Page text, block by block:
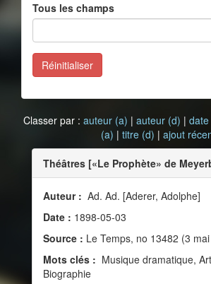
Tous les champs
Réinitialiser
Classer par : auteur (a) | auteur (d) |
(a) | titre (d) | ajout
Théâtres [«Le Prophète» de
Auteur : Ad. Ad. [Aderer, Adolphe]
Date : 1898-05-03
Source : Le Temps, no 13482 (3
Mots clés : Musique dramatique,
Biographie